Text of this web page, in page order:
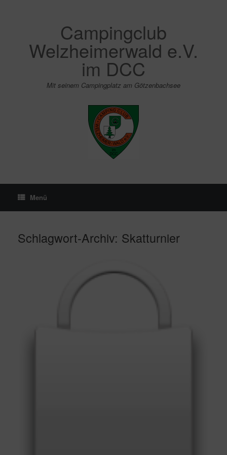
Campingclub
Welzheimerwald e.V.
im DCC
Mit seinem Campingplatz am Götzenbachsee
Menü
Schlagwort-Archiv: Skatturnier